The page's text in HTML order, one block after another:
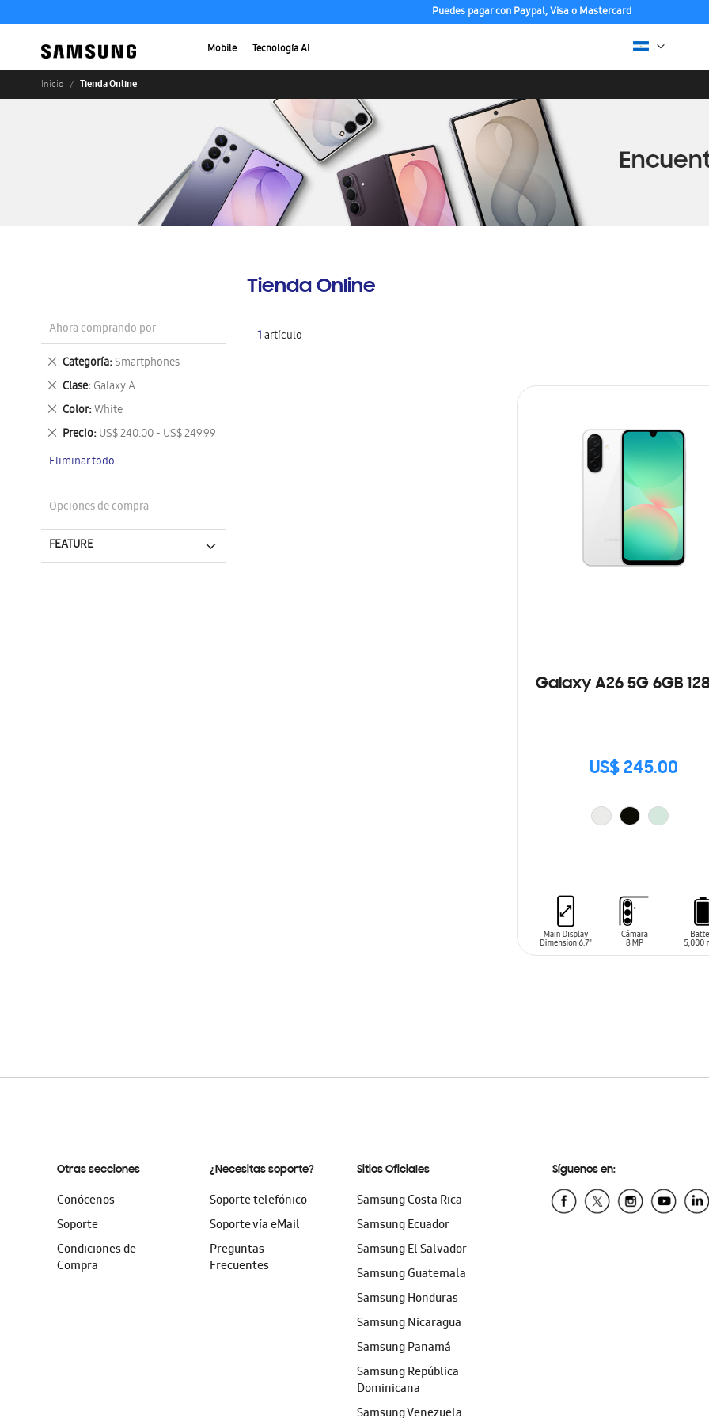
Puedes pagar con Paypal, Visa o Mastercard
Mobile Tecnología AI
Inicio Tienda Online
Tienda Online
1artículo
Galaxy A26 5G 6GB
US$ 245.00
Ahora comprando por
Categoría Smartphones
Eliminar
este
artículo
Clase Galaxy A
Eliminar
este
artículo
Color White
Eliminar
este
artículo
Precio US$ 240.00 - US$ 249.99
Eliminar
artículo
Eliminar todo
Opciones de compra
FEATURE
Otras secciones
Conócenos
Soporte
Condiciones de
Compra
¿Necesitas soporte?
Soporte telefónico
Soporte vía eMail
Preguntas
Frecuentes
Sitios Oficiales
Samsung Costa Rica
Samsung Ecuador
Samsung El Salvador
Samsung Guatemala
Samsung Honduras
Samsung Nicaragua
Samsung Panamá
Samsung República
Dominicana
Samsung Venezuela
Síguenos en: